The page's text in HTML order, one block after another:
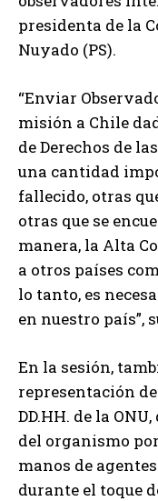
presidenta de la
Nuyado (PS).
“Enviar
misión a Chile
de Derechos de
una cantidad
fallecido, otras
otras que se
manera, la Alta
a otros países
lo tanto, es
en nuestro país”,
En la sesión,
representación
DD.HH. de la
del organismo
manos de
durante el toque